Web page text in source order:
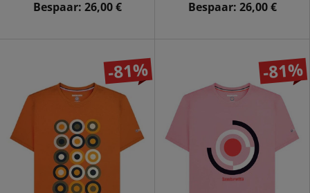
Bespaar: 26,00 €
Bespaar: 26,00 €
-81% -81%